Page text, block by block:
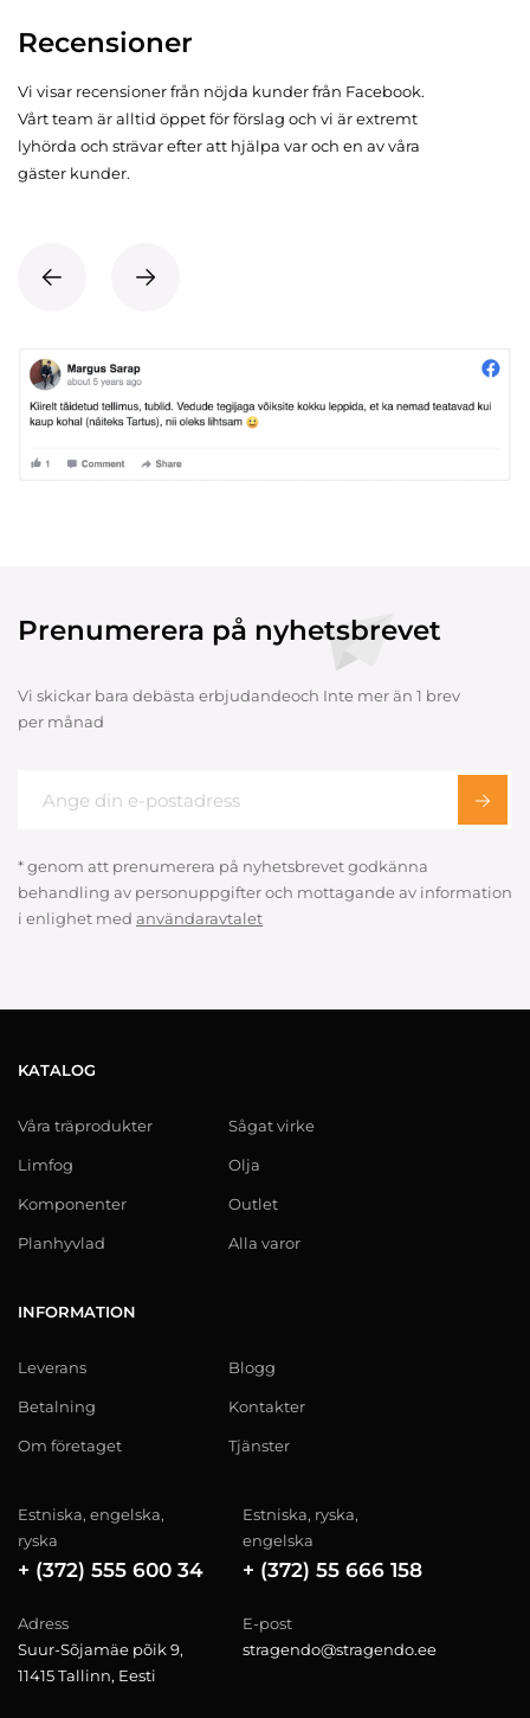
Recensioner
Vi visar recensioner från nöjda kunder från Facebook.
Vårt team är alltid öppet för förslag och vi är extremt
lyhörda och strävar efter att hjälpa var och en av våra
gäster kunder.
Prenumerera på nyhetsbrevet
Vi skickar bara debästa erbjudandeoch Inte mer än 1 brev
per månad
* genom att prenumerera på nyhetsbrevet godkänna
behandling av personuppgifter och mottagande av information
i enlighet med användaravtalet
KATALOG
Våra träprodukter
Limfog
Komponenter
Planhyvlad
Sågat virke
Olja
Outlet
Alla varor
INFORMATION
Leverans
Betalning
Om företaget
Blogg
Kontakter
Tjänster
Estniska, engelska,
ryska
+ (372) 555 600 34
Estniska, ryska,
engelska
+ (372) 55 666 158
Adress
Suur-Sõjamäe põik 9,
11415 Tallinn, Eesti
E-post
stragendo@stragendo.ee